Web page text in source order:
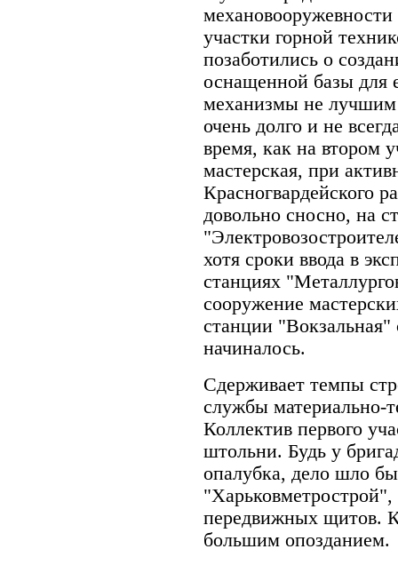
участки горной
позаботились о
оснащенной базы для
механизмы не лучшим
очень долго и не
время, как на втором
мастерская, при
Красногвардейского
довольно сносно, на
хотя сроки ввода в
станциях
сооружение
станции "Вокзальная"
начиналось.
Сдерживает темпы
службы материально-
Коллектив первого
штольни. Будь у
опалубка, дело шло
"Харьковметрострой",
передвижных щитов.
большим опозданием.